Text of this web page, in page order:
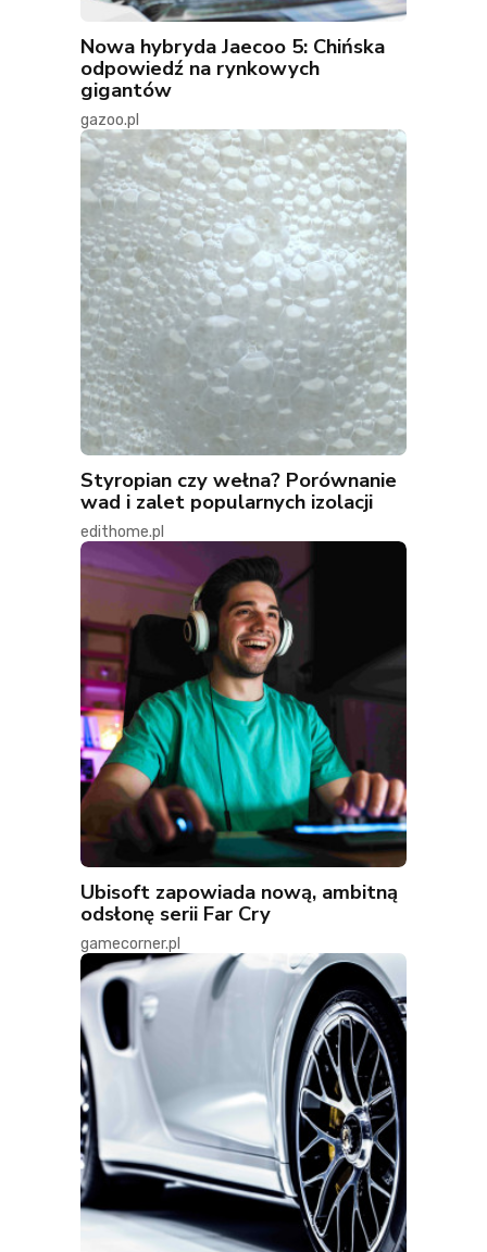
Nowa hybryda Jaecoo 5: Chińska
odpowiedź na rynkowych
gigantów
gazoo.pl
Styropian czy wełna? Porównanie
wad i zalet popularnych izolacji
edithome.pl
Ubisoft zapowiada nową, ambitną
odsłonę serii Far Cry
gamecorner.pl